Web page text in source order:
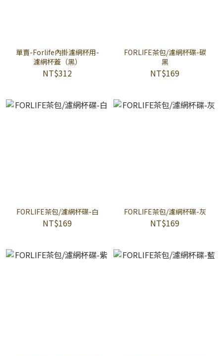
單賣-Forlife內掛濾網杯用-
濾網杯蓋（黑）
NT$312
FORLIFE茶包/濾網杯碟-碳
黑
NT$169
FORLIFE茶包/濾網杯碟-白
NT$169
FORLIFE茶包/濾網杯碟-灰
NT$169